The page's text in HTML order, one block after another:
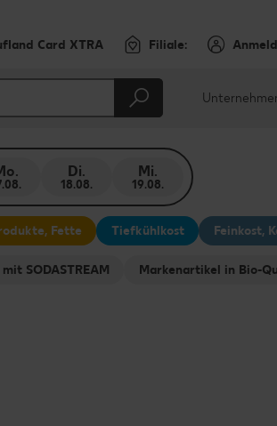
Card XTRA Filiale:
Di.
18.08.
Mi.
19.08.
Fette Tiefkühlkost Feinkost,
SODASTREAM Markenartikel in Bio-